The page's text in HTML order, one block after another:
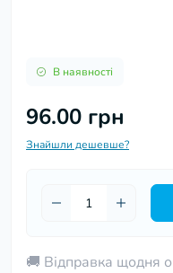
В наявності
96.00 грн
Знайшли дешевше?
🚚 Відправка щодня